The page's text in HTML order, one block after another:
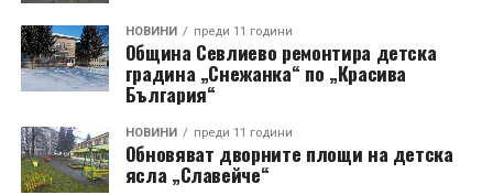
НОВИНИ преди 11 години
Община Севлиево ремонтира детска
градина „Снежанка“ по „Красива
България“
НОВИНИ преди 11 години
Обновяват дворните площи на детска
ясла „Славейче“